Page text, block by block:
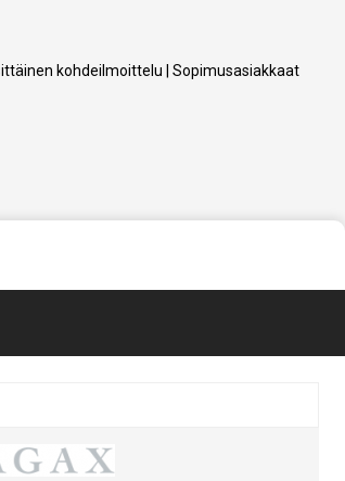
kohdeilmoittelu Sopimusasiakkaat